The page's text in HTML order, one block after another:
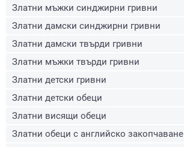
Златни мъжки синджирни гривни
Златни дамски синджирни гривни
Златни дамски твърди гривни
Златни мъжки твърди гривни
Златни детски гривни
Златни детски обеци
Златни висящи обеци
Златни обеци с английско закопчаване